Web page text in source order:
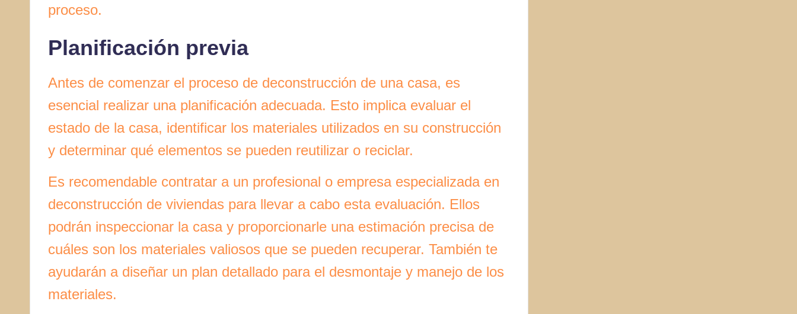
proceso.
Planificación previa
Antes de comenzar el proceso de deconstrucción de una casa, es
esencial realizar una planificación adecuada. Esto implica evaluar el
estado de la casa, identificar los materiales utilizados en su construcción
y determinar qué elementos se pueden reutilizar o reciclar.
Es recomendable contratar a un profesional o empresa especializada en
deconstrucción de viviendas para llevar a cabo esta evaluación. Ellos
podrán inspeccionar la casa y proporcionarle una estimación precisa de
cuáles son los materiales valiosos que se pueden recuperar. También te
ayudarán a diseñar un plan detallado para el desmontaje y manejo de los
materiales.